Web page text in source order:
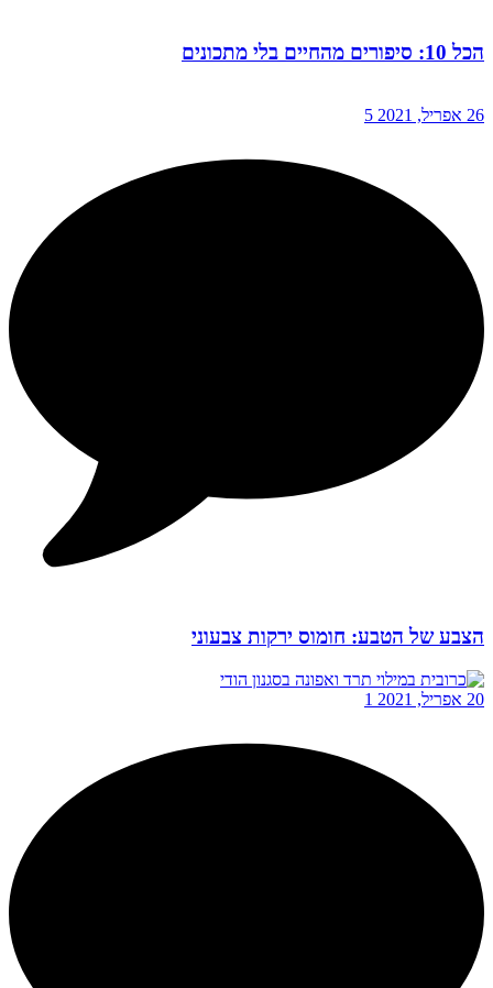
הכל 10: סיפורים מהחיים בלי מתכונים
26 אפריל, 2021 5
הצבע של הטבע: חומוס ירקות צבעוני
20 אפריל, 2021 1